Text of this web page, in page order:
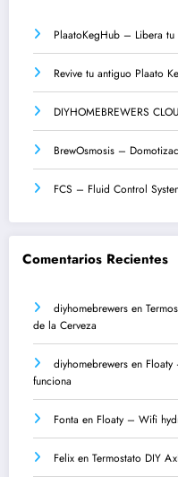
PlaatoKegHub – Libera tu
Revive tu antiguo Plaato
DIYHOMEBREWERS
BrewOsmosis –
FCS – Fluid Control
Comentarios Recientes
diyhomebrewers en
de la Cerveza
diyhomebrewers en
funciona
Fonta en Floaty – Wifi
Felix en Termostato DIY